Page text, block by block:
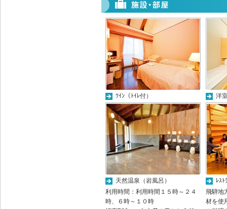
ﾂｲﾝ（ﾄｲﾚ付） 洋
天然温泉（岩風呂）
利用時間：利用時間１５時～２４
時、６時～１０時
ﾚｽﾄ
飛騨地
材を使